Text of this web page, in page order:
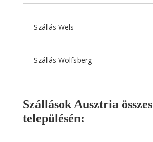
Szállás Wels
Szállás Wolfsberg
Szállások Ausztria összes
településén: